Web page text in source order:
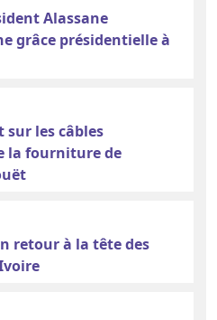
Alassane
grâce présidentielle à
les câbles
la fourniture de
retour à la tête des